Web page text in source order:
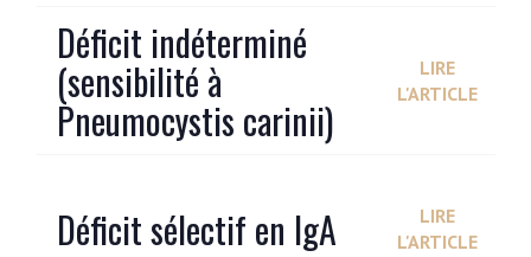
Déficit indéterminé
(sensibilité à
Pneumocystis carinii)
LIRE
L'ARTICLE
Déficit sélectif en IgA
LIRE
L'ARTICLE